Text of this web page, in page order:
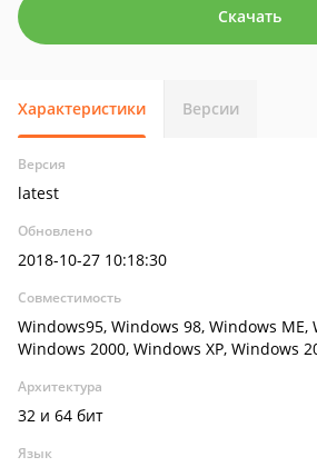
Скачать
Характеристики Версии
Версия
latest
Обновлено
2018-10-27 10:18:30
Совместимость
Windows95, Windows 98, Windows ME,
Windows 2000, Windows XP, Windows
Архитектура
32 и 64 бит
Язык